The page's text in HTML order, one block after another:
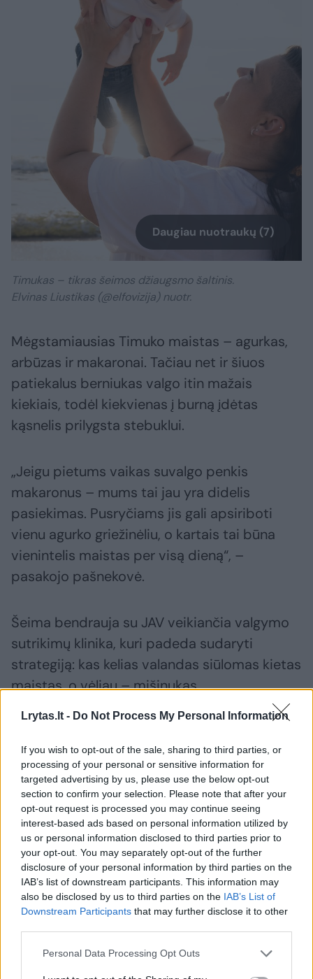
Lrytas.lt - Do Not Process My Personal Information
If you wish to opt-out of the sale, sharing to third parties, or
processing of your personal or sensitive information for
targeted advertising by us, please use the below opt-out
section to confirm your selection. Please note that after your
opt-out request is processed you may continue seeing
interest-based ads based on personal information utilized by
us or personal information disclosed to third parties prior to
your opt-out. You may separately opt-out of the further
disclosure of your personal information by third parties on the
IAB’s list of downstream participants. This information may
also be disclosed by us to third parties on the IAB’s List of
Downstream Participants that may further disclose it to other
Personal Data Processing Opt Outs
Daugiau nuotraukų (7)
Timukas – tikras šeimos džiaugsmo šaltinis.
Elvinas Liustikas (@elfovizija) nuotr.
Mėgstamiausias Timuko maistas – agurkas,
arbūzas ir makaronai. Tačiau net ir šiuos
patiekalus berniukas valgo itin mažais
kiekiais, todėl kiekvienas į burną įdėtas
kąsnelis prilygsta stebuklui.
„Jeigu pietums vaikas suvalgo penkis
makaronus – mums tai jau yra didelis
pasiekimas. Pusryčiams jis gali apsiriboti
vienu agurko griežinėliu, o kartais tai būna
vienintelis maistas per visą dieną“, –
pasakojo pašnekovė.
Šeima bendrauja su JAV veikiančia valgymo
sutrikimų klinika, kuri padeda sudaryti
strategiją: kas kelias valandas siūlomas kietas
maistas, o vėliau – mišinukas.
niekada neatsisakė mišinuko ir dar
pakąsdavo kieto maisto. Per savaitę jis
priaugo net 250 gramų, o mums tai yra labai
dideli skaičiai.
Įprastai per mėnesį jis priauga tik 50–100
gramų, o kartais svoris net krenta. Pavyzdžiui,
birželį jis numetė 110 gramus. Kiekvieną
dalijosi mama.